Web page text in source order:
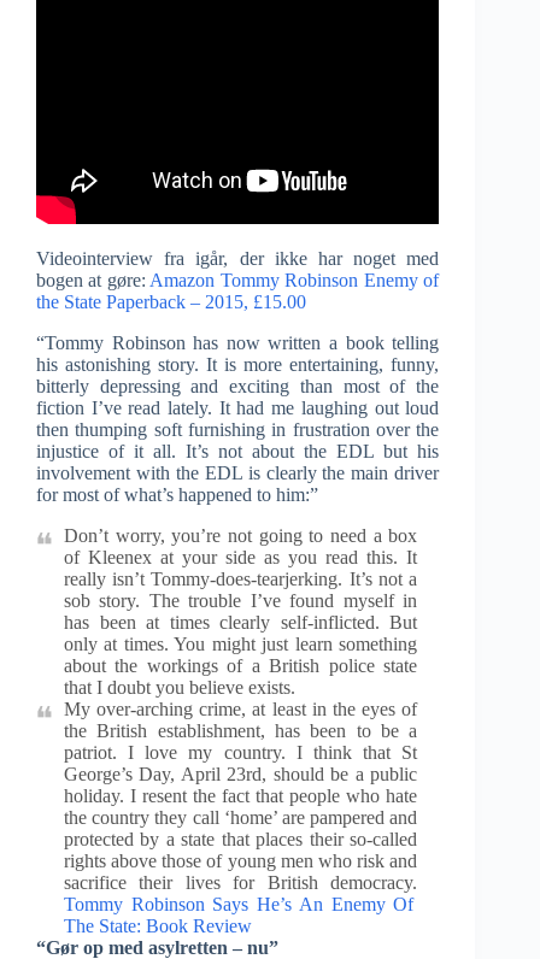
Videointerview fra igår, der ikke har noget med
bogen at gøre: Amazon Tommy Robinson Enemy of
the State Paperback – 2015, £15.00
“Tommy Robinson has now written a book telling
his astonishing story. It is more entertaining, funny,
bitterly depressing and exciting than most of the
fiction I’ve read lately. It had me laughing out loud
then thumping soft furnishing in frustration over the
injustice of it all. It’s not about the EDL but his
involvement with the EDL is clearly the main driver
for most of what’s happened to him:”
Don’t worry, you’re not going to need a box
of Kleenex at your side as you read this. It
really isn’t Tommy-does-tearjerking. It’s not a
sob story. The trouble I’ve found myself in
has been at times clearly self-inflicted. But
only at times. You might just learn something
about the workings of a British police state
that I doubt you believe exists.
My over-arching crime, at least in the eyes of
the British establishment, has been to be a
patriot. I love my country. I think that St
George’s Day, April 23rd, should be a public
holiday. I resent the fact that people who hate
the country they call ‘home’ are pampered and
protected by a state that places their so-called
rights above those of young men who risk and
sacrifice their lives for British democracy.
Tommy Robinson Says He’s An Enemy Of
The State: Book Review
“Gør op med asylretten – nu”